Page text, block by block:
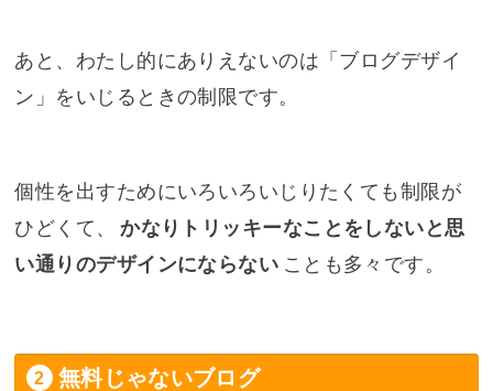
あと、わたし的にありえないのは「ブログデザイ
ン」をいじるときの制限です。
個性を出すためにいろいろいじりたくても制限が
ひどくて、
かなりトリッキーなことをしないと思
い通りのデザインにならない ことも多々です。
無料じゃないブログ